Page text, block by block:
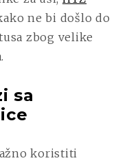
ne bi došlo do
zbog velike
sa
koristiti